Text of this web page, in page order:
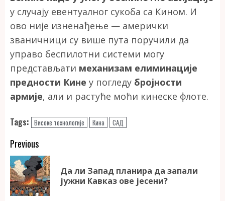
у случају евентуалног сукоба са Кином. И
ово није изненађење — амерички
званичници су више пута поручили да
управо беспилотни системи могу
представљати механизам елиминације
предности Кине у погледу бројности
армије, али и растуће моћи кинеске флоте.
Tags: Високе технологије Кина САД
Continue
Reading
Previous
Да ли Запад планира да запали
јужни Кавказ ове јесени?